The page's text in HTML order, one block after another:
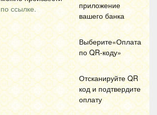
по ссылке.
приложение
вашего банка
Выберите«Оплата
по QR-коду»
Отсканируйте QR
код и подтвердите
оплату